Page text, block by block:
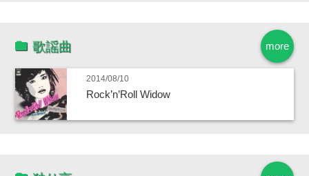
more
歌謡曲
2014/08/10
Rock’n’Roll Widow